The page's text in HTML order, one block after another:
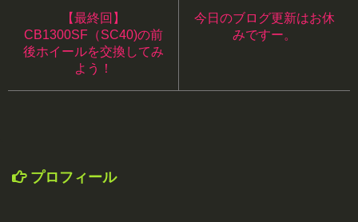
【最終回】
CB1300SF（SC40)の前
後ホイールを交換してみ
よう！
今日のブログ更新はお休
みですー。
プロフィール